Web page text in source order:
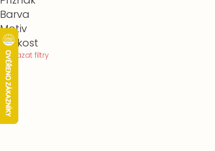
panel
Barva
Motiv
Velikost
Vymazat filtry